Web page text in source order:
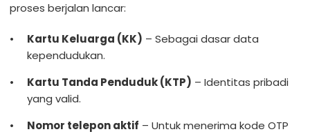
proses berjalan lancar:
Kartu Keluarga (KK) – Sebagai dasar data
kependudukan.
Kartu Tanda Penduduk (KTP) – Identitas pribadi
yang valid.
Nomor telepon aktif – Untuk menerima kode OTP